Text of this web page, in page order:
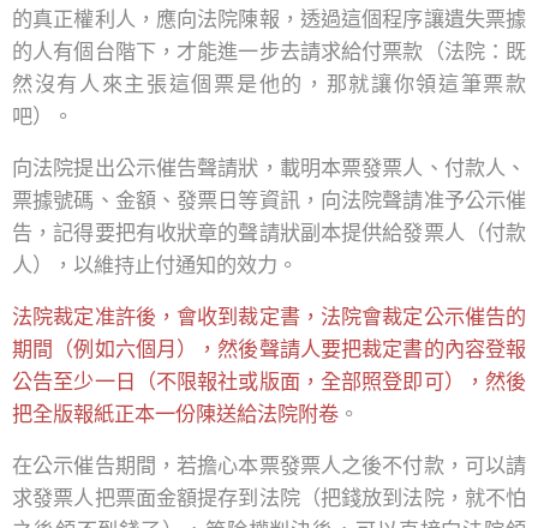
的真正權利人，應向法院陳報，透過這個程序讓遺失票據
的人有個台階下，才能進一步去請求給付票款（法院：既
然沒有人來主張這個票是他的，那就讓你領這筆票款
吧）。
向法院提出公示催告聲請狀，載明本票發票人、付款人、
票據號碼、金額、發票日等資訊，向法院聲請准予公示催
告，記得要把有收狀章的聲請狀副本提供給發票人（付款
人），以維持止付通知的效力。
法院裁定准許後，會收到裁定書，法院會裁定公示催告的
期間（例如六個月），然後聲請人要把裁定書的內容登報
公告至少一日（不限報社或版面，全部照登即可），然後
把全版報紙正本一份陳送給法院附卷 。
在公示催告期間，若擔心本票發票人之後不付款，可以請
求發票人把票面金額提存到法院（把錢放到法院，就不怕